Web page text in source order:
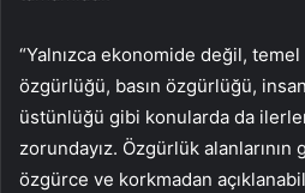
“Yalnızca ekonomide değil,
özgürlüğü, basın özgürlüğü,
üstünlüğü gibi konularda da
zorundayız. Özgürlük
özgürce ve korkmadan